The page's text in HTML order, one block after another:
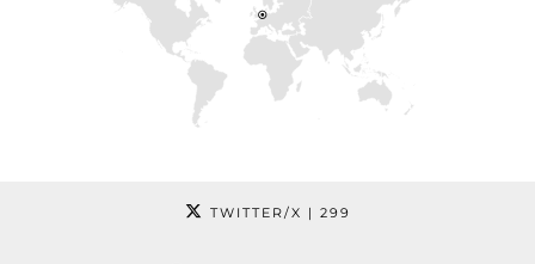
TWITTER/X | 299